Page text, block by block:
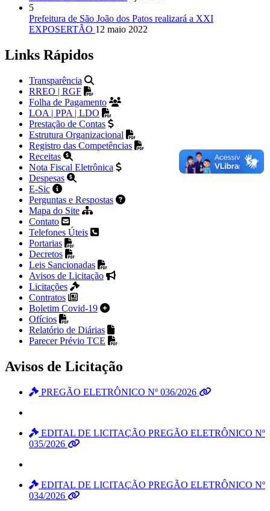
5
Prefeitura de São João dos Patos realizará a XXI
EXPOSERTÃO 12 maio 2022
Links Rápidos
Transparência
RREO | RGF
Folha de Pagamento
LOA | PPA | LDO
Prestação de Contas
Estrutura Organizacional
Registro das Competências
Receitas
Nota Fiscal Eletrônica
Despesas
E-Sic
Perguntas e Respostas
Mapa do Site
Contato
Telefones Úteis
Portarias
Decretos
Leis Sancionadas
Avisos de Licitação
Licitações
Contratos
Boletim Covid-19
Ofícios
Relatório de Diárias
Parecer Prévio TCE
Avisos de Licitação
PREGÃO ELETRÔNICO Nº 036/2026
EDITAL DE LICITAÇÃO PREGÃO ELETRÔNICO Nº
035/2026
EDITAL DE LICITAÇÃO PREGÃO ELETRÔNICO Nº
034/2026